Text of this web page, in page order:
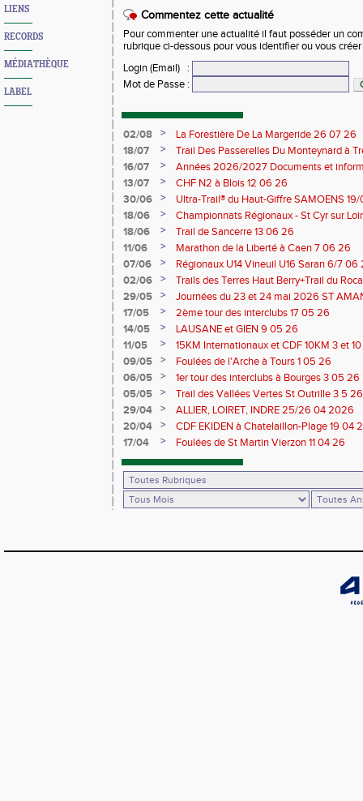
LIENS
RECORDS
MÉDIATHÈQUE
LABEL
Commentez cette actualité
Pour commenter une actualité il faut posséder un
rubrique ci-dessous pour vous identifier ou vous
Login (Email)
:
Mot de Passe :
02/08 >
La Forestière De La Margeride 26 07 26
18/07
>
Trail Des Passerelles Du Monteynard à
16/07
>
Années 2026/2027 Documents et
13/07
>
CHF N2 à Blois 12 06 26
30/06
>
Ultra-Trail® du Haut-Giffre SAMOENS
18/06
>
Championnats Régionaux - St Cyr sur
Saran 13/14 06 26
18/06 >
Trail de Sancerre 13 06 26
11/06
>
Marathon de la Liberté à Caen 7 06 26
07/06
>
Régionaux U14 Vineuil U16 Saran 6/7 06
02/06
>
Trails des Terres Haut Berry+Trail du
du Berry 30/31 05 2026
29/05 >
Journées du 23 et 24 mai 2026 ST
17/05
>
2ème tour des interclubs 17 05 26
14/05
>
LAUSANE et GIEN 9 05 26
11/05
>
15KM Internationaux et CDF 10KM 3 et
09/05
>
Foulées de l'Arche à Tours 1 05 26
06/05
>
1er tour des interclubs à Bourges 3 05 26
05/05
>
Trail des Vallées Vertes St Outrille 3 5 26
29/04
>
ALLIER, LOIRET, INDRE 25/26 04 2026
20/04
>
CDF EKIDEN à Chatelaillon-Plage 19 04
17/04
> Foulées de St Martin Vierzon 11 04 26